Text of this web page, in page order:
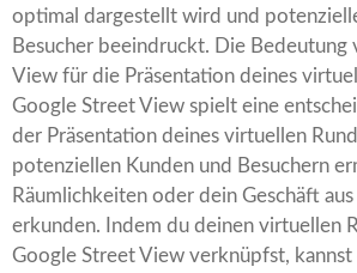
optimal dargestellt wird und
Besucher beeindruckt. Die Bedeutung
View für die Präsentation deines
Google Street View spielt eine
der Präsentation deines virtuellen
potenziellen Kunden und Besuchern
Räumlichkeiten oder dein Geschäft
erkunden. Indem du deinen virtuellen
Google Street View verknüpfst, kannst